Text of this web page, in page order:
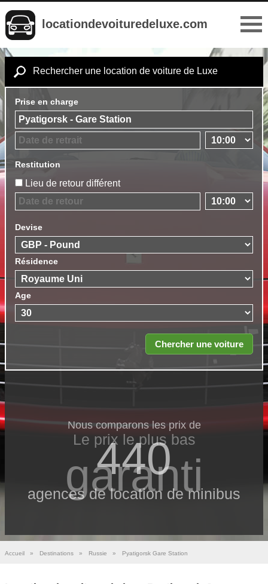
locationdevoituredeluxe.com
Rechercher une location de voiture de Luxe
Prise en charge
Restitution
Lieu de retour différent
Devise
Résidence
Age
Nous comparons les prix de
440
agences de location de minibus
Le prix le​ plus bas
garanti
Accueil » Destinations » Russie » Pyatigorsk Gare Station